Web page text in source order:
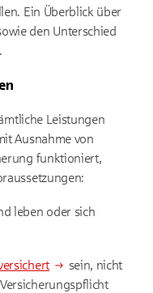
Ein Überblick über
den Unterschied
Leistungen
Ausnahme von
funktioniert,
leben oder sich
sein, nicht